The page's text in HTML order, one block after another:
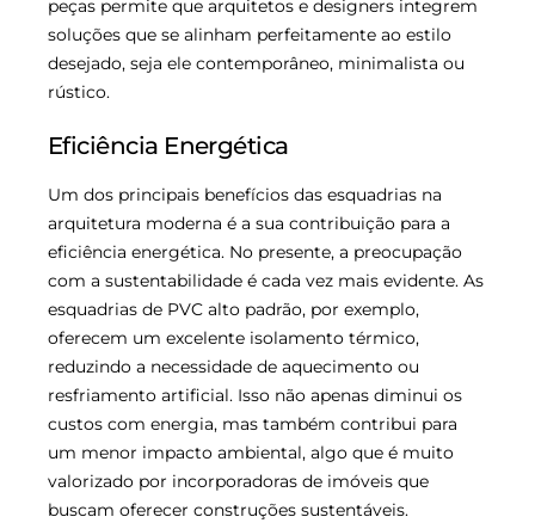
peças permite que arquitetos e designers integrem
soluções que se alinham perfeitamente ao estilo
desejado, seja ele contemporâneo, minimalista ou
rústico.
Eficiência Energética
Um dos principais benefícios das esquadrias na
arquitetura moderna é a sua contribuição para a
eficiência energética. No presente, a preocupação
com a sustentabilidade é cada vez mais evidente. As
esquadrias de PVC alto padrão, por exemplo,
oferecem um excelente isolamento térmico,
reduzindo a necessidade de aquecimento ou
resfriamento artificial. Isso não apenas diminui os
custos com energia, mas também contribui para
um menor impacto ambiental, algo que é muito
valorizado por incorporadoras de imóveis que
buscam oferecer construções sustentáveis.